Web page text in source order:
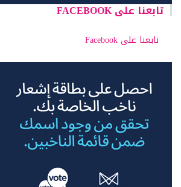
تابعنا على FACEBOOK
تابعنا على Facebook